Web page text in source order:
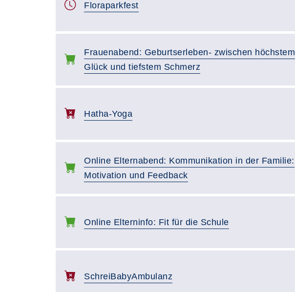
Floraparkfest
Frauenabend: Geburtserleben- zwischen höchstem
Glück und tiefstem Schmerz
Hatha-Yoga
Online Elternabend: Kommunikation in der Familie:
Motivation und Feedback
Online Elterninfo: Fit für die Schule
SchreiBabyAmbulanz